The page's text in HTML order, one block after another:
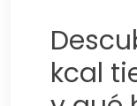
kcal